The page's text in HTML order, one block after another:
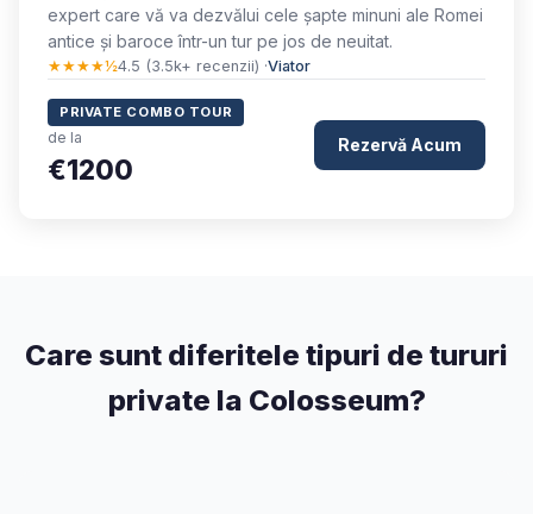
expert care vă va dezvălui cele șapte minuni ale Romei
antice și baroce într-un tur pe jos de neuitat.
★★★★½4.5 (3.5k+ recenzii) ·Viator
PRIVATE COMBO TOUR
de la
€1200
Rezervă Acum
Care sunt diferitele tipuri de tururi
private la Colosseum?